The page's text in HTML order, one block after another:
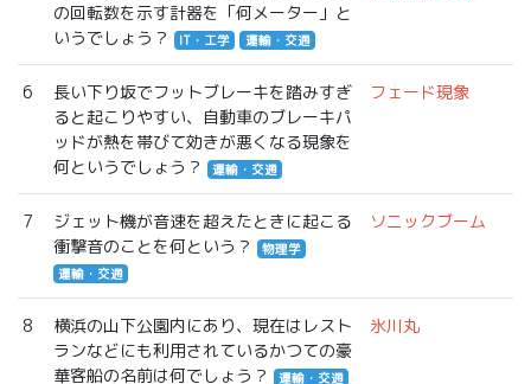
の回転数を示す計器を「何メーター」と
いうでしょう？
IT・工学 運輸・交通
6
長い下り坂でフットブレーキを踏みすぎ
ると起こりやすい、自動車のブレーキパ
ッドが熱を帯びて効きが悪くなる現象を
何というでしょう？
運輸・交通
フェード現象
7
ジェット機が音速を超えたときに起こる
衝撃音のことを何という？
物理学
運輸・交通
ソニックブーム
8
横浜の山下公園内にあり、現在はレスト
ランなどにも利用されているかつての豪
華客船の名前は何でしょう？
運輸・交通
氷川丸